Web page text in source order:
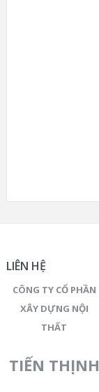
LIÊN HỆ
CÔNG TY CỔ PHẦN
XÂY DỰNG NỘI
THẤT
TIẾN THỊNH